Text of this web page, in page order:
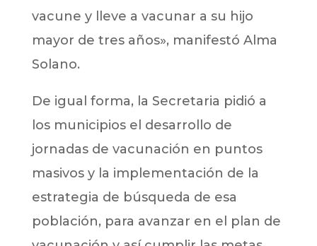
vacune y lleve a vacunar a su hijo
mayor de tres años», manifestó Alma
Solano.
De igual forma, la Secretaria pidió a
los municipios el desarrollo de
jornadas de vacunación en puntos
masivos y la implementación de la
estrategia de búsqueda de esa
población, para avanzar en el plan de